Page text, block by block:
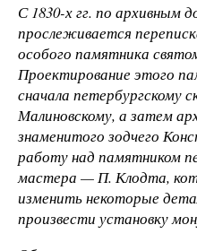
С 1830-х гг. по архивным
прослеживается
особого памятника
Проектирование этого
сначала петербургскому
Малиновскому, а затем
знаменитого зодчего
работу над памятником
мастера — П. Клодта,
изменить некоторые
произвести установку